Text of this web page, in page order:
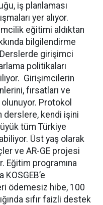
iş planlaması
yer alıyor.
eğitimi aldıktan
bilgilendirme
girişimci
politikaları
Girişimcilerin
fırsatları ve
olunuyor. Protokol
kendi işini
tüm Türkiye
Üst yaş olarak
ve AR-GE projesi
Eğitim programına
KOSGEB’e
ödemesiz hibe, 100
sıfır faizli destek